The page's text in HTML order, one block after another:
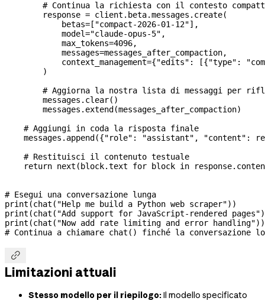
# Continua la richiesta con il contesto
        response
= client.beta.messages.create(
            betas
= [ "compact-2026-01-12"],
            model
="claude-opus-5" ,
            max_tokens
=4096,
            messages
=messages_after_compaction,
            context_management
={"edits" : [{"type" :
        )
# Aggiorna la nostra lista di messaggi per
        messages.clear()
        messages.extend(messages_after_compaction)
    # Aggiungi in coda la risposta finale
    messages.append({
"role" : "assistant" , "content" :
    # Restituisci il contenuto testuale
    return
next (block.text for block in
# Esegui una conversazione lunga
print (chat( "Help me build a Python web scraper"))
print (chat( "Add support for JavaScript-rendered pages"
print (chat( "Now add rate limiting and error handling"))
# Continua a chiamare chat() finché la conversazione

Limitazioni attuali
Stesso modello per il riepilogo:Il modello specificato